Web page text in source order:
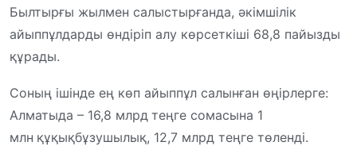
Былтырғы жылмен салыстырғанда, әкімшілік
айыппұлдарды өндіріп алу көрсеткіші 68,8 пайызды
құрады.
Соның ішінде ең көп айыппұл салынған өңірлерге:
Алматыда – 16,8 млрд теңге сомасына 1
млн құқықбұзушылық, 12,7 млрд теңге төленді.